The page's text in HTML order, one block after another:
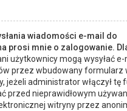
wiadomości e-mail do
prosi mnie o zalogowanie.
użytkownicy mogą wysyłać e-
przez wbudowany formularz
jeżeli administrator włączył tę
przed nieprawidłowym
witryny przez